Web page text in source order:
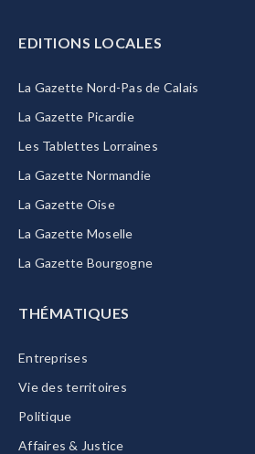
EDITIONS LOCALES
La Gazette Nord-Pas de Calais
La Gazette Picardie
Les Tablettes Lorraines
La Gazette Normandie
La Gazette Oise
La Gazette Moselle
La Gazette Bourgogne
THÉMATIQUES
Entreprises
Vie des territoires
Politique
Affaires & Justice